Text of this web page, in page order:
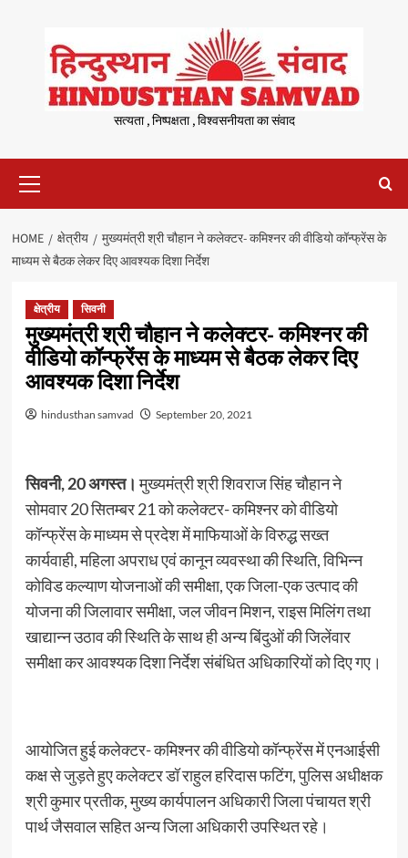
content
सत्यता , निष्पक्षता , विश्वसनीयता का संवाद
Menu
HOME क्षेत्रीय
मुख्यमंत्री श्री चौहान ने कलेक्टर- कमिश्नर की वीडियो कॉन्फ्रेंस के
माध्यम से बैठक लेकर दिए आवश्यक दिशा निर्देश
क्षेत्रीय सिवनी
मुख्यमंत्री श्री चौहान ने कलेक्टर- कमिश्नर की
वीडियो कॉन्फ्रेंस के माध्यम से बैठक लेकर दिए
आवश्यक दिशा निर्देश
hindusthan samvad September 20, 2021
सिवनी, 20 अगस्त। मुख्यमंत्री श्री शिवराज सिंह चौहान ने
सोमवार 20 सितम्बर 21 को कलेक्टर- कमिश्नर को वीडियो
कॉन्फ्रेंस के माध्यम से प्रदेश में माफियाओं के विरुद्ध सख्त
कार्यवाही, महिला अपराध एवं कानून व्यवस्था की स्थिति, विभिन्न
कोविड कल्याण योजनाओं की समीक्षा, एक जिला-एक उत्पाद की
योजना की जिलावार समीक्षा, जल जीवन मिशन, राइस मिलिंग तथा
खाद्यान्न उठाव की स्थिति के साथ ही अन्य बिंदुओं की जिलेंवार
समीक्षा कर आवश्यक दिशा निर्देश संबंधित अधिकारियों को दिए गए।
आयोजित हुई कलेक्टर- कमिश्नर की वीडियो कॉन्फ्रेंस में एनआईसी
कक्ष से जुड़ते हुए कलेक्टर डॉ राहुल हरिदास फटिंग, पुलिस अधीक्षक
श्री कुमार प्रतीक, मुख्य कार्यपालन अधिकारी जिला पंचायत श्री
पार्थ जैसवाल सहित अन्य जिला अधिकारी उपस्थित रहे।